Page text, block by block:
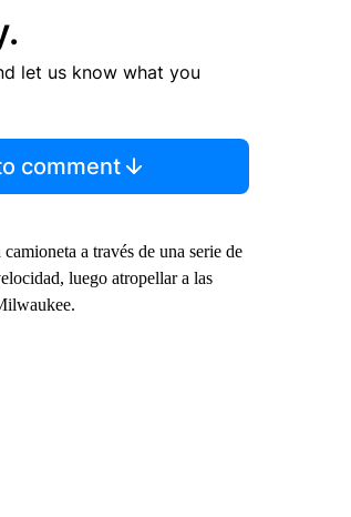
let us know what you
comment
a través de una serie de
luego atropellar a las